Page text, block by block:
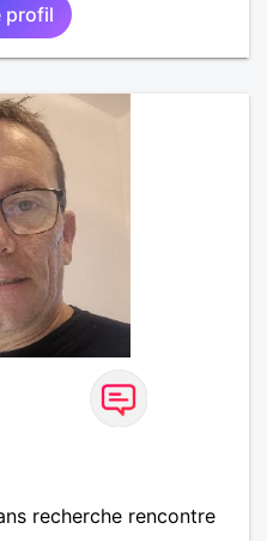
profil
recherche rencontre